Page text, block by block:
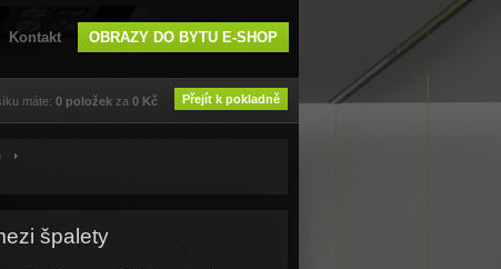
Kontakt OBRAZY DO BYTU E-SHOP
máte: 0 položek za 0 Kč Přejít k pokladně
špalety